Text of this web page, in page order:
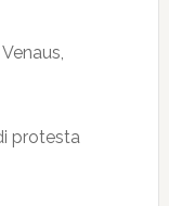
protesta